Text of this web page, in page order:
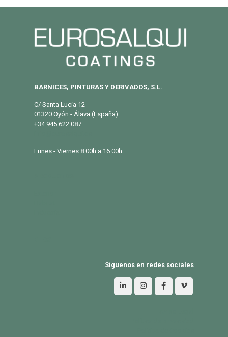
BARNICES, PINTURAS Y DERIVADOS, S.L.
C/ Santa Lucía 12
01320 Oyón - Álava (España)
+34 945 622 087
Lunes - Viernes 8.00h a 16.00h
Síguenos en redes sociales